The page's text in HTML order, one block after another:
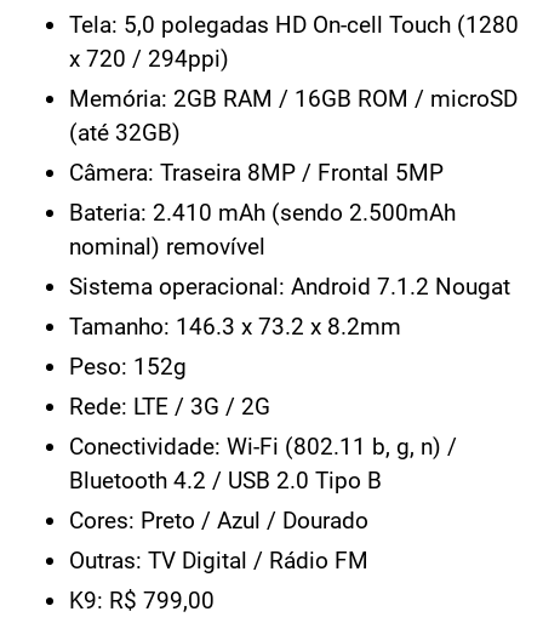
Tela: 5,0 polegadas HD On-cell Touch (1280
x 720 / 294ppi)
Memória: 2GB RAM / 16GB ROM / microSD
(até 32GB)
Câmera: Traseira 8MP / Frontal 5MP
Bateria: 2.410 mAh (sendo 2.500mAh
nominal) removível
Sistema operacional: Android 7.1.2 Nougat
Tamanho: 146.3 x 73.2 x 8.2mm
Peso: 152g
Rede: LTE / 3G / 2G
Conectividade: Wi-Fi (802.11 b, g, n) /
Bluetooth 4.2 / USB 2.0 Tipo B
Cores: Preto / Azul / Dourado
Outras: TV Digital / Rádio FM
K9: R$ 799,00